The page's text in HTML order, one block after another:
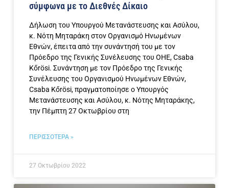
σύμφωνα με το Διεθνές Δίκαιο
Δήλωση του Υπουργού Μετανάστευσης και Ασύλου,
κ. Νότη Μηταράκη στον Οργανισμό Ηνωμένων
Εθνών, έπειτα από την συνάντησή του με τον
Πρόεδρο της Γενικής Συνέλευσης του ΟΗΕ, Csaba
Kőrösi. Συνάντηση με τον Πρόεδρο της Γενικής
Συνέλευσης του Οργανισμού Ηνωμένων Εθνών,
Csaba Kőrösi, πραγματοποίησε ο Υπουργός
Μετανάστευσης και Ασύλου, κ. Νότης Μηταράκης,
την Πέμπτη 27 Οκτωβρίου στη
ΠΕΡΙΣΣΟΤΕΡΑ »
27 Οκτωβρίου 2022